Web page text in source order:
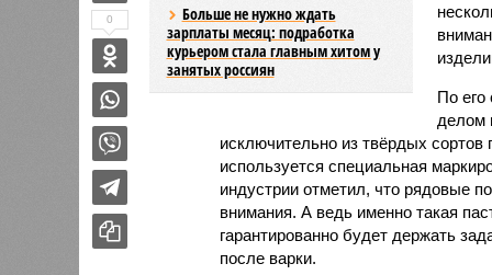
Больше не нужно ждать
зарплаты месяц: подработка
курьером стала главным хитом у
занятых россиян
По его
делом
исключительно из твёрдых сортов
используется специальная
индустрии отметил, что рядовые
внимания. А ведь именно такая
гарантированно будет держать
после варки.
0